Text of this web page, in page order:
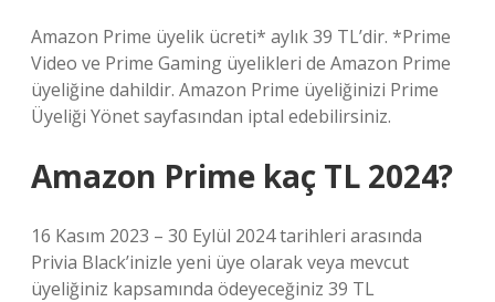
Amazon Prime üyelik ücreti* aylık 39 TL’dir. *Prime
Video ve Prime Gaming üyelikleri de Amazon Prime
üyeliğine dahildir. Amazon Prime üyeliğinizi Prime
Üyeliği Yönet sayfasından iptal edebilirsiniz.
Amazon Prime kaç TL 2024?
16 Kasım 2023 – 30 Eylül 2024 tarihleri ​​arasında
Privia Black’inizle yeni üye olarak veya mevcut
üyeliğiniz kapsamında ödeyeceğiniz 39 TL